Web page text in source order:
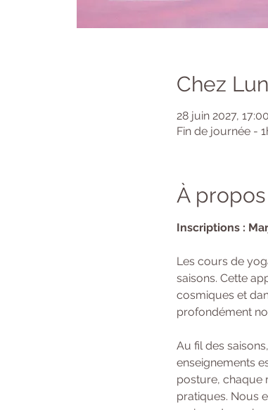
Chez
28 juin 2027,
Fin de journée -
À
Inscriptions :
Les cours de
saisons. Cette
cosmiques et
profondément
Au fil des
enseignements
posture, chaque
pratiques. Nous